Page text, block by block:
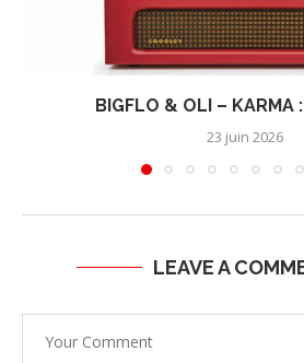
BIGFLO & OLI – KARMA :
23 juin 2026
LEAVE A